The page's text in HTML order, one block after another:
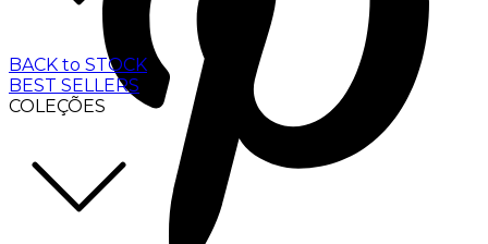
BACK to STOCK
BEST SELLERS
COLEÇÕES